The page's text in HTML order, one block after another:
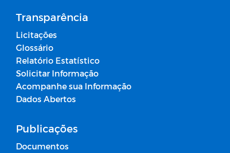
Transparência
Licitações
Glossário
Relatório Estatístico
Solicitar Informação
Acompanhe sua Informação
Dados Abertos
Publicações
Documentos